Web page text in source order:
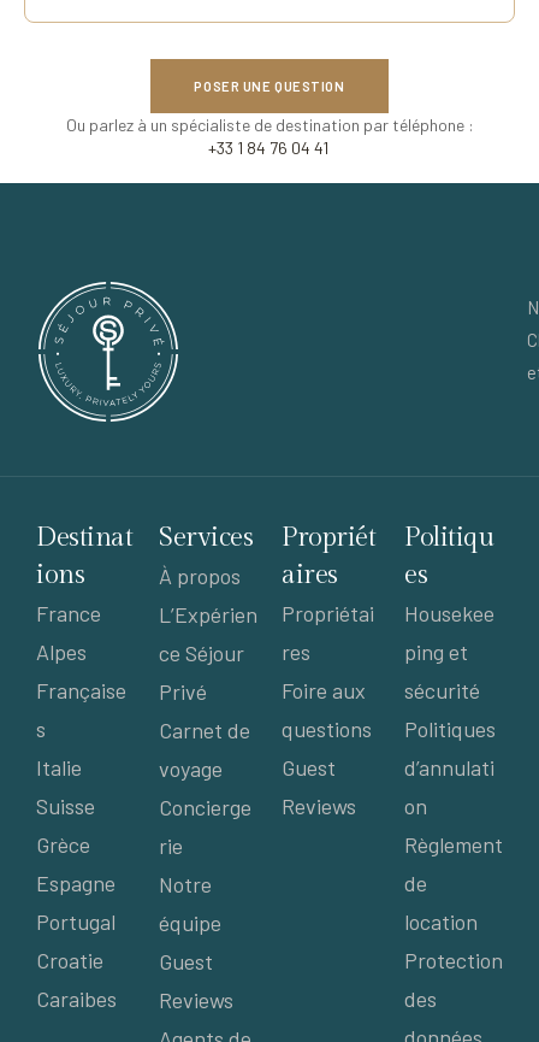
POSER UNE QUESTION
Ou parlez à un spécialiste de destination par téléphone :
+33 1 84 76 04 41
Destinat
ions
France
Alpes
Française
s
Italie
Suisse
Grèce
Espagne
Portugal
Croatie
Caraibes
Services
À propos
L’Expérien
ce Séjour
Privé
Carnet de
voyage
Concierge
rie
Notre
équipe
Guest
Reviews
Propriét
aires
Propriétai
res
Foire aux
questions
Guest
Reviews
Politiqu
es
Housekee
ping et
sécurité
Politiques
d’annulati
on
Règlement
de
location
Protection
des